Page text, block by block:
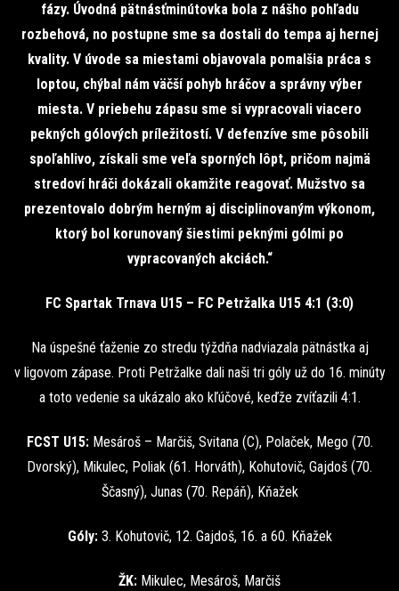
fázy. Úvodná pätnásťminútovka bola z nášho pohľadu
rozbehová, no postupne sme sa dostali do tempa aj hernej
kvality. V úvode sa miestami objavovala pomalšia práca s
loptou, chýbal nám väčší pohyb hráčov a správny výber
miesta. V priebehu zápasu sme si vypracovali viacero
pekných gólových príležitostí. V defenzíve sme pôsobili
spoľahlivo, získali sme veľa sporných lôpt, pričom najmä
stredoví hráči dokázali okamžite reagovať. Mužstvo sa
prezentovalo dobrým herným aj disciplinovaným výkonom,
ktorý bol korunovaný šiestimi peknými gólmi po
vypracovaných akciách.“
FC Spartak Trnava U15 – FC Petržalka U15 4:1 (3:0)
Na úspešné ťaženie zo stredu týždňa nadviazala pätnástka aj
v ligovom zápase. Proti Petržalke dali naši tri góly už do 16. minúty
a toto vedenie sa ukázalo ako kľúčové, keďže zvíťazili 4:1.
FCST U15: Mesároš – Marčiš, Svitana (C), Polaček, Mego (70.
Dvorský), Mikulec, Poliak (61. Horváth), Kohutovič, Gajdoš (70.
Ščasný), Junas (70. Repáň), Kňažek
Góly: 3. Kohutovič, 12. Gajdoš, 16. a 60. Kňažek
ŽK: Mikulec, Mesároš, Marčiš